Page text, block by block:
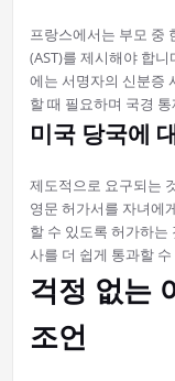
프랑스에서는 부모 중
(AST)를 제시해야 합
에는 서명자의 신분증
할 때 필요하며 국경
미국 당국에
제도적으로 요구되는
영문 허가서를 자녀에
할 수 있도록 허가하는
사를 더 쉽게 통과할
걱정 없는
조언